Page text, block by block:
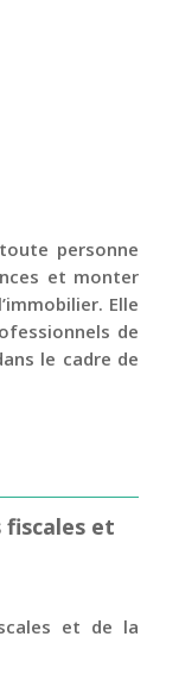
personne
et monter
Elle
de
le cadre de
fiscales et
et de la